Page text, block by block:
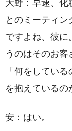
大野：早速、化
とのミーティ
ですよね、彼に
うのはそのお
「何をしてい
を抱えているの
安：はい。